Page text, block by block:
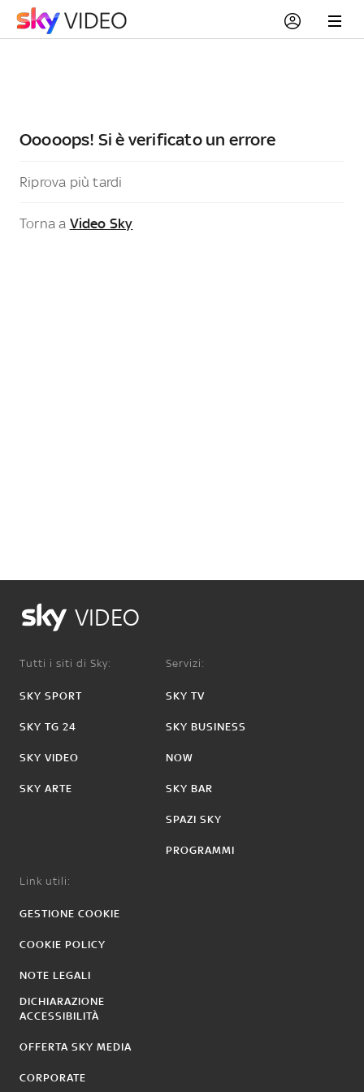
Ooooops! Si è verificato un errore
Riprova più tardi
Torna a Video Sky
VIDEO
Tutti i siti di Sky:
SKY SPORT
SKY TG 24
SKY VIDEO
SKY ARTE
Servizi:
SKY TV
SKY BUSINESS
NOW
SKY BAR
SPAZI SKY
PROGRAMMI
Link utili:
GESTIONE COOKIE
COOKIE POLICY
NOTE LEGALI
DICHIARAZIONE
ACCESSIBILITÀ
OFFERTA SKY MEDIA
CORPORATE